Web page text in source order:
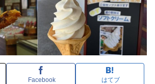
Facebook はてブ